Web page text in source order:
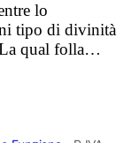
lo
tipo di divinità
La qual folla…